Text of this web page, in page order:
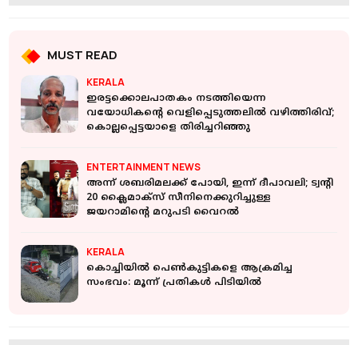
MUST READ
KERALA
ഇരട്ടക്കൊലപാതകം നടത്തിയെന്ന
വയോധികന്റെ വെളിപ്പെടുത്തലില്‍ വഴിത്തിരിവ്;
കൊല്ലപ്പെട്ടയാളെ തിരിച്ചറിഞ്ഞു
ENTERTAINMENT NEWS
അന്ന് ശബരിമലക്ക് പോയി, ഇന്ന് ദീപാവലി; ട്വന്റി
20 ക്ലൈമാക്സ് സീനിനെക്കുറിച്ചുള്ള
ജയറാമിന്റെ മറുപടി വൈറൽ
KERALA
കൊച്ചിയില്‍ പെണ്‍കുട്ടികളെ ആക്രമിച്ച
സംഭവം: മൂന്ന് പ്രതികള്‍ പിടിയില്‍